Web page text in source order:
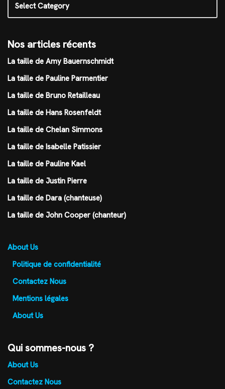
Nos articles récents
La taille de Amy Bauernschmidt
La taille de Pauline Parmentier
La taille de Bruno Retailleau
La taille de Hans Rosenfeldt
La taille de Chelan Simmons
La taille de Isabelle Patissier
La taille de Pauline Kael
La taille de Justin Pierre
La taille de Dara (chanteuse)
La taille de John Cooper (chanteur)
About Us
Politique de confidentialité
Contactez Nous
Mentions légales
About Us
Qui sommes-nous ?
About Us
Contactez Nous